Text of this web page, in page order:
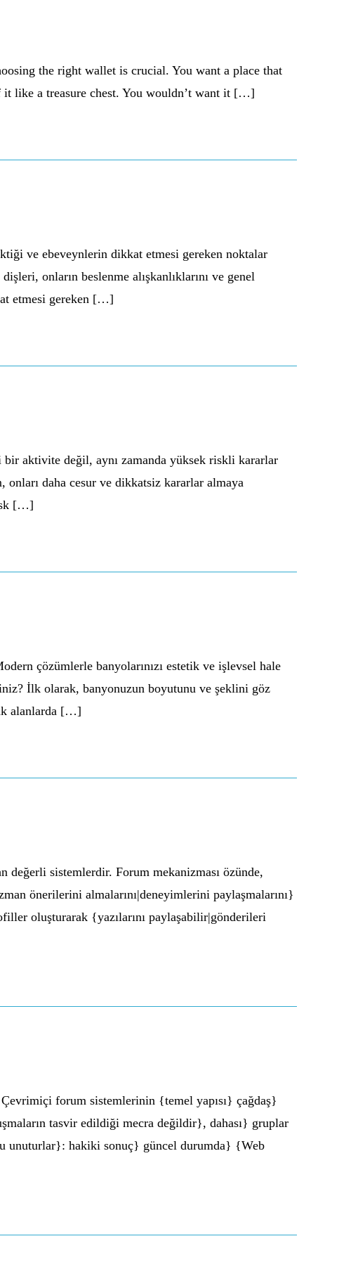
the right wallet is crucial. You want a place that
it like a treasure chest. You wouldn’t want it […]
ve ebeveynlerin dikkat etmesi gereken noktalar
onların beslenme alışkanlıklarını ve genel
etmesi gereken […]
aktivite değil, aynı zamanda yüksek riskli kararlar
daha cesur ve dikkatsiz kararlar almaya
[…]
çözümlerle banyolarınızı estetik ve işlevsel hale
İlk olarak, banyonuzun boyutunu ve şeklini göz
alanlarda […]
değerli sistemlerdir. Forum mekanizması özünde,
önerilerini almalarını|deneyimlerini paylaşmalarını}
oluşturarak {yazılarını paylaşabilir|gönderileri
forum sistemlerinin {temel yapısı} çağdaş}
tasvir edildiği mecra değildir}, dahası} gruplar
unuturlar}: hakiki sonuç} güncel durumda} {Web